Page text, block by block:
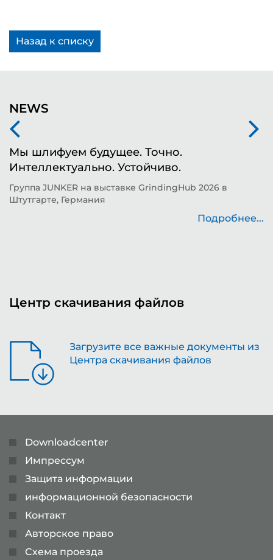
Назад к списку
NEWS
Мы шлифуем будущее. Точно.
Интеллектуально. Устойчиво.
Группа JUNKER на выставке GrindingHub 2026 в
Штутгарте, Германия
Подробнее...
Центр скачивания файлов
Загрузите все важные документы из
Центра скачивания файлов
Downloadcenter
Импрессум
Защита информации
информационной безопасности
Контакт
Авторское право
Cхема проезда